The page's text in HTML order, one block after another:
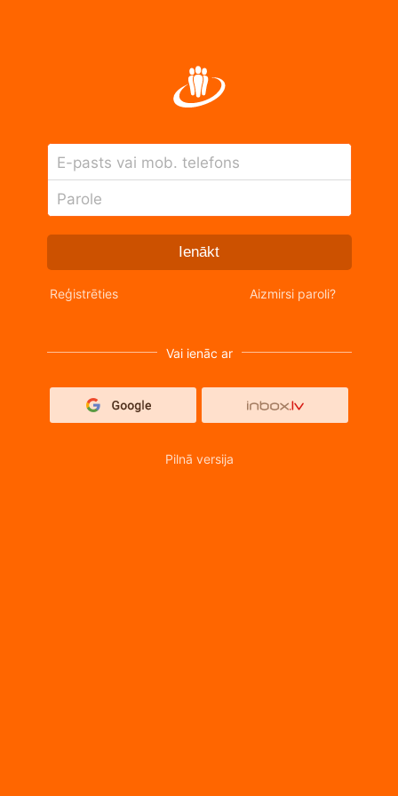
E-pasts vai mob. telefons
Parole
Ienākt
Reģistrēties Aizmirsi paroli?
Vai ienāc ar
Pilnā versija